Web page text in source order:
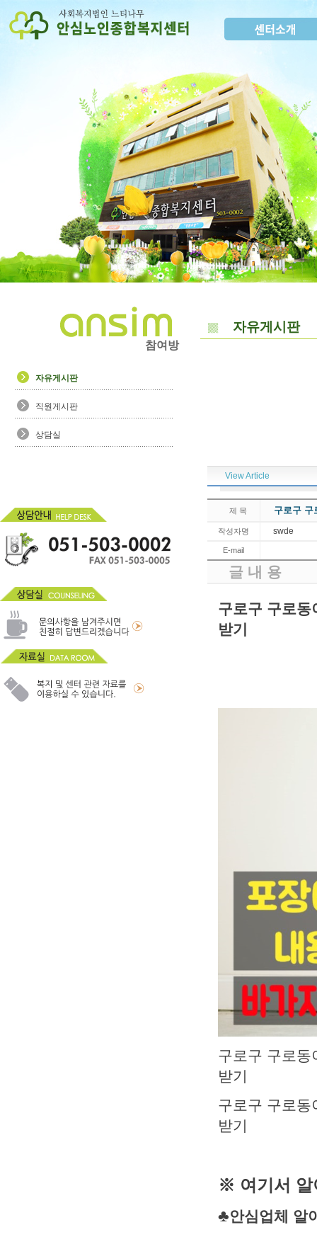
참여방
자유게시판
직원게시판
상담실
자유게시판
View Article
제 목 구로구 구
작성자명 swde
E-mail
글 내 용
구로구 구로동
받기
구로구 구로동
받기
구로구 구로동
받기
※ 여기서 알
♣안심업체 알